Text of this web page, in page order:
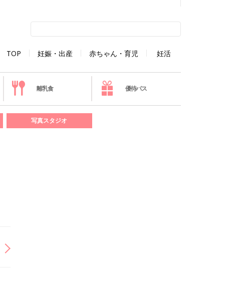
TOP 妊娠・出産 赤ちゃん・育児 妊活
離乳食 優待パス
写真スタジオ